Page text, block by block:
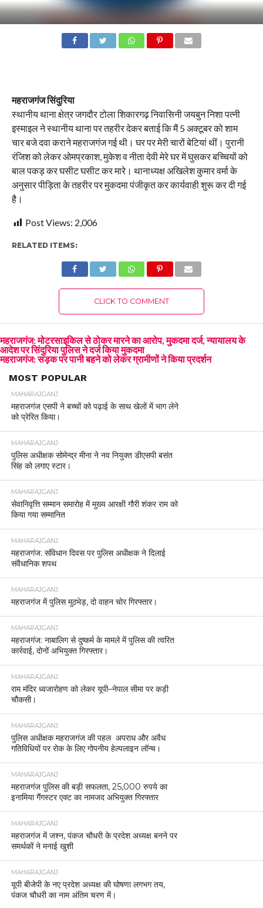
महराजगंज सिंदुरिया
स्थानीय थाना क्षेत्र जगदौर टोला शिकारगढ़ निवासिनी जयबुन निशा पत्नी
इस्माइल ने स्थानीय थाना पर तहरीर देकर बताई कि मैं 5 अक्टूबर को शाम
चार बजे दवा कराने महराजगंज गई थी। घर पर मेरी चारों बेटियां थीं। पुरानी
रंजिश को लेकर ओमप्रकाश, मुकेश व नीता देवी मेरे घर में घुसकर बच्चियों को
बाल पकड़ कर घसीट घसीट कर मारे। थानाध्यक्ष अखिलेश कुमार वर्मा के
अनुसार पीड़िता के तहरीर पर मुकदमा पंजीकृत कर कार्यवाही शुरू कर दी गई
है।
Post Views: 2,006
RELATED ITEMS:
CLICK TO COMMENT
महराजगंज: मोटरसाइकिल से ठोकर मारने का आरोप, मुकदमा दर्ज, न्यायालय के
आदेश पर सिंदुरिया पुलिस ने दर्ज किया मुकदमा
महराजगंज: सड़क पर पानी बहने को लेकर ग्रामीणों ने किया प्रदर्शन
MOST POPULAR
MAHARAJGANJ
महराजगंज एसपी ने बच्चों को पढ़ाई के साथ खेलों में भाग लेने
को प्रेरित किया।
MAHARAJGANJ
पुलिस अधीक्षक सोमेन्द्र मीना ने नव नियुक्त डीएसपी बसंत
सिंह को लगाए स्टार।
MAHARAJGANJ
सेवानिवृत्ति सम्मान समारोह में मुख्य आरक्षी गौरी शंकर राम को
किया गया सम्मानित
MAHARAJGANJ
महराजगंज: संविधान दिवस पर पुलिस अधीक्षक ने दिलाई
संवैधानिक शपथ
MAHARAJGANJ
महराजगंज में पुलिस मुठभेड़, दो वाहन चोर गिरफ्तार।
MAHARAJGANJ
महराजगंज: नाबालिग से दुष्कर्म के मामले में पुलिस की त्वरित
कार्रवाई, दोनों अभियुक्त गिरफ्तार।
MAHARAJGANJ
राम मंदिर ध्वजारोहण को लेकर यूपी–नेपाल सीमा पर कड़ी
चौकसी।
MAHARAJGANJ
पुलिस अधीक्षक महराजगंज की पहल अपराध और अवैध
गतिविधियों पर रोक के लिए गोपनीय हेल्पलाइन लॉन्च।
MAHARAJGANJ
महराजगंज पुलिस की बड़ी सफलता, 25,000 रुपये का
इनामिया गैंगस्टर एक्ट का नामजद अभियुक्त गिरफ्तार
MAHARAJGANJ
महराजगंज में जश्न, पंकज चौधरी के प्रदेश अध्यक्ष बनने पर
समर्थकों ने मनाई खुशी
MAHARAJGANJ
यूपी बीजेपी के नए प्रदेश अध्यक्ष की घोषणा लगभग तय,
पंकज चौधरी का नाम अंतिम चरण में।